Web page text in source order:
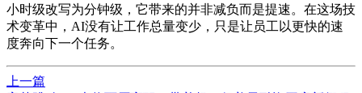
小时级改写为分钟级，它带来的并非减负而是提速。在这场技
术变革中，AI没有让工作总量变少，只是让员工以更快的速
度奔向下一个任务。
上一篇